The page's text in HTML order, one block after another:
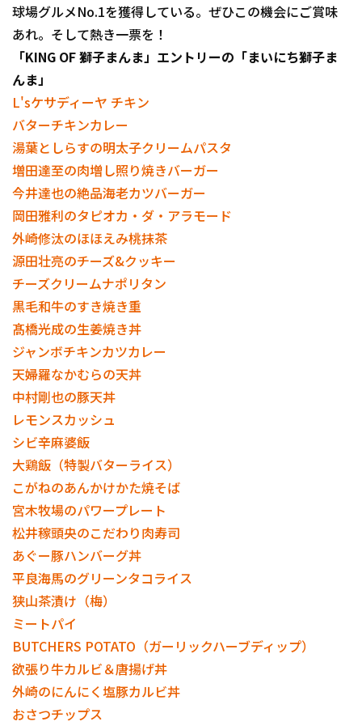
利用規約
運営会社（別ウィンドウで開く） よくある質問
特定商取引法の表示
球場グルメNo.1を獲得している。ぜひこの機会にご賞味
あれ。そして熱き一票を！
「KING OF 獅子まんま」エントリーの「まいにち獅子ま
んま」
L'sケサディーヤ チキン
バターチキンカレー
湯葉としらすの明太子クリームパスタ
増田達至の肉増し照り焼きバーガー
今井達也の絶品海老カツバーガー
岡田雅利のタピオカ・ダ・アラモード
外崎修汰のほほえみ桃抹茶
源田壮亮のチーズ&クッキー
チーズクリームナポリタン
黒毛和牛のすき焼き重
髙橋光成の生姜焼き丼
ジャンボチキンカツカレー
天婦羅なかむらの天丼
中村剛也の豚天丼
レモンスカッシュ
シビ辛麻婆飯
大鶏飯（特製バターライス）
こがねのあんかけかた焼そば
宮木牧場のパワープレート
松井稼頭央のこだわり肉寿司
あぐー豚ハンバーグ丼
平良海馬のグリーンタコライス
狭山茶漬け（梅）
ミートパイ
BUTCHERS POTATO（ガーリックハーブディップ）
欲張り牛カルビ＆唐揚げ丼
外崎のにんにく塩豚カルビ丼
おさつチップス